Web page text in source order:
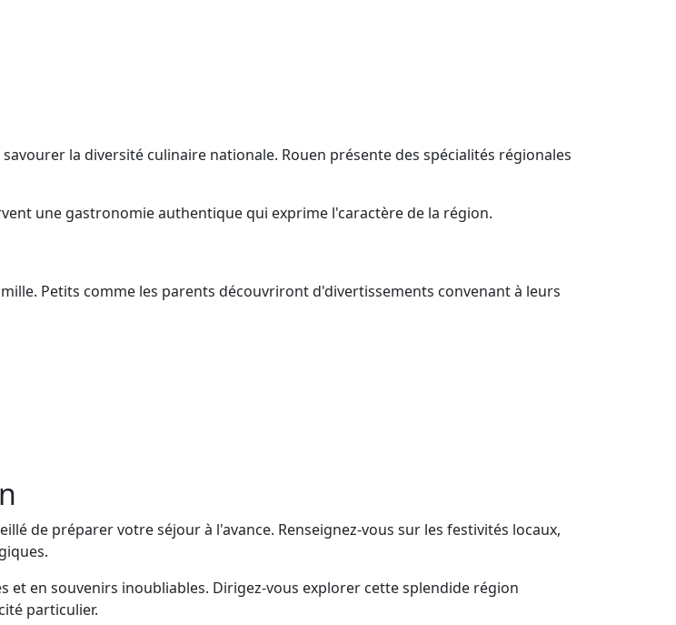
la diversité culinaire nationale. Rouen présente des spécialités régionales
une gastronomie authentique qui exprime l'caractère de la région.
Petits comme les parents découvriront d'divertissements convenant à leurs
de préparer votre séjour à l'avance. Renseignez-vous sur les festivités locaux,
et en souvenirs inoubliables. Dirigez-vous explorer cette splendide région
particulier.